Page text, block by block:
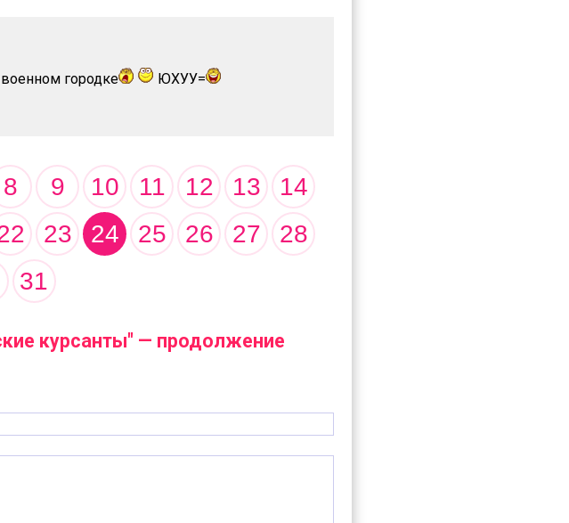
городке ЮХУУ=
8 9 10 11 12 13
14
23 24 25 26 27
28
31
курсанты" — продолжение